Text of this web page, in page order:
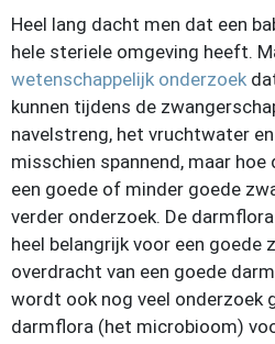
Heel lang dacht men dat een
hele steriele omgeving heeft.
wetenschappelijk onderzoek
kunnen tijdens de
navelstreng, het vruchtwater
misschien spannend, maar
een goede of minder goede
verder onderzoek. De
heel belangrijk voor een goede
overdracht van een goede
wordt ook nog veel onderzoek
darmflora (het microbioom)